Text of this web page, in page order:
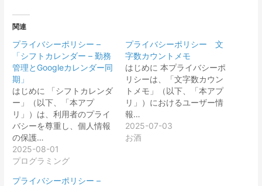
み
中…
関連
プライバシーポリシー –
「シフトカレンダー – 勤務
管理とGoogleカレンダー同
期」
はじめに 「シフトカレンダ
ー」（以下、「本アプ
リ」）は、利用者のプライ
バシーを尊重し、個人情報
の保護…
2025-08-01
プログラミング
プライバシーポリシー 文
字数カウントメモ
はじめに 本プライバシーポ
リシーは、「文字数カウン
トメモ」（以下、「本アプ
リ」）におけるユーザー情
報…
2025-07-03
お酒
プライバシーポリシー –